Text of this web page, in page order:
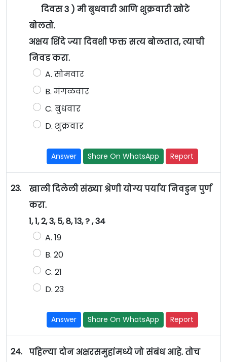
दिवस 3 ) मी बुधवारी आणि शुक्रवारी खोटे
बोलतो.
अक्षय शिंदे ज्या दिवशी फक्त सत्य बोलतात, त्याची
निवड करा.
A. सोमवार
B. मंगळवार
C. बुधवार
D. शुक्रवार
Answer Share On WhatsApp Report
23.
खाली दिलेली संख्या श्रेणी योग्य पर्याय निवडुन पुर्ण
करा.
1, 1, 2, 3, 5, 8, 13, ? , 34
A. 19
B. 20
C. 21
D. 23
Answer Share On WhatsApp Report
24. पहिल्या दोन अक्षरसमुहांमध्ये जो संबंध आहे. तोच